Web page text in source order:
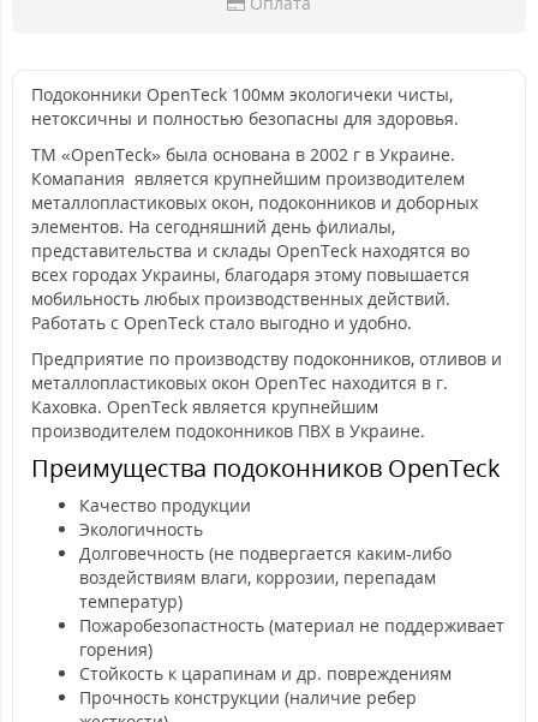
Подоконники OpenTeck 100мм экологичеки чисты,
нетоксичны и полностью безопасны для здоровья.
ТМ «OpenTeck» была основана в 2002 г в Украине.
Комапания является крупнейшим производителем
металлопластиковых окон, подоконников и доборных
элементов. На сегодняшний день филиалы,
представительства и склады OpenTeck находятся во
всех городах Украины, благодаря этому повышается
мобильность любых производственных действий.
Работать с OpenTeck стало выгодно и удобно.
Предприятие по производству подоконников, отливов и
металлопластиковых окон OpenTec находится в г.
Каховка. OpenTeck является крупнейшим
производителем подоконников ПВХ в Украине.
Преимущества подоконников OpenTeck
Качество продукции
Экологичность
Долговечность (не подвергается каким-либо
воздействиям влаги, коррозии, перепадам
температур)
Пожаробезопастность (материал не поддерживает
горения)
Стойкость к царапинам и др. повреждениям
Прочность конструкции (наличие ребер